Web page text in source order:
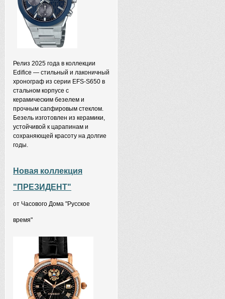
Релиз 2025 года в коллекции
Edifice — стильный и лаконичный
хронограф из серии EFS-S650 в
стальном корпусе с
керамическим безелем и
прочным сапфировым стеклом.
Безель изготовлен из керамики,
устойчивой к царапинам и
сохраняющей красоту на долгие
годы.
Новая коллекция
"ПРЕЗИДЕНТ"
от Часового Дома "Русское
время"